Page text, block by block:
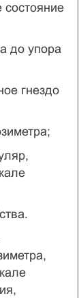
до упора
гнездо